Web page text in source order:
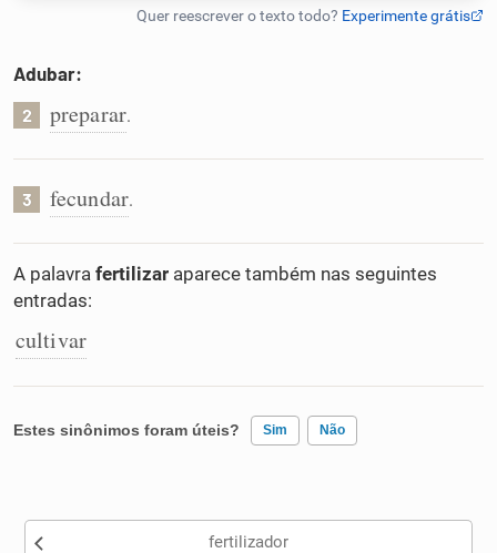
Humanizador de IA
Conexões
Caça-palavras
Adubar:
2 preparar.
3 fecundar.
A palavra fertilizar aparece também nas seguintes
entradas:
cultivar
Estes sinônimos foram úteis? Sim Não
Nenhum dos sinônimos apresentados me ajudou
fertilizador